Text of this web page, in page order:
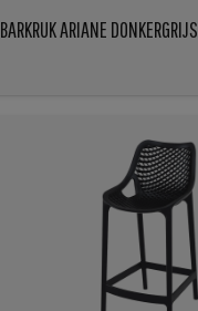
BARKRUK ARIANE DONKERGRIJS